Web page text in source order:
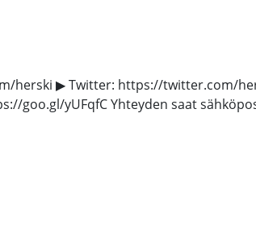
herski ▶ Twitter: https://twitter.com/
goo.gl/yUFqfC Yhteyden saat